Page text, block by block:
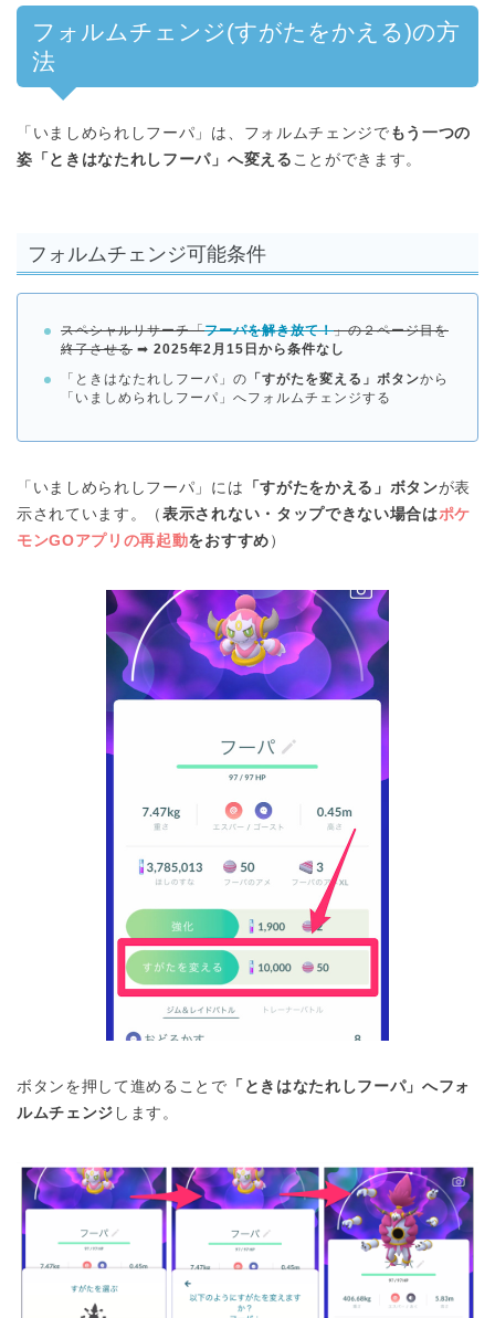
フォルムチェンジ(すがたをかえる)の方
法
「いましめられしフーパ」は、フォルムチェンジで もう一つの
姿「ときはなたれしフーパ」へ変える ことができます。
フォルムチェンジ可能条件
スペシャルリサーチ「フーパを解き放て！」の２ページ目を
終了させる ➡︎ 2025年2月15日から条件なし
「ときはなたれしフーパ」の 「すがたを変える」ボタンから
「いましめられしフーパ」へフォルムチェンジする
「いましめられしフーパ」には 「すがたをかえる」ボタンが表
示されています。（表示されない・タップできない場合はポケ
モンGOアプリの再起動をおすすめ ）
ボタンを押して進めることで 「ときはなたれしフーパ」へフォ
ルムチェンジ します。